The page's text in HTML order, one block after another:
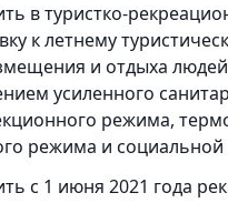
в туристко-
к летнему
и отдыха
усиленного
режима,
режима и социальной
с 1 июня 2021 года